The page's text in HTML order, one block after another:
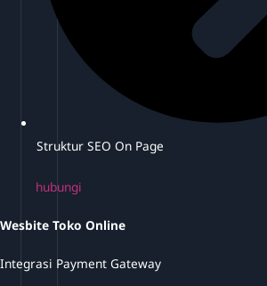
Struktur SEO On Page
hubungi
Wesbite Toko Online
Integrasi Payment Gateway